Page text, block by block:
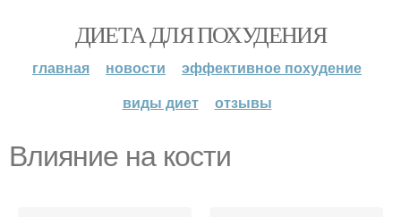
ДИЕТА ДЛЯ ПОХУДЕНИЯ
главная новости
эффективное похудение
виды диет
отзывы
Влияние на кости